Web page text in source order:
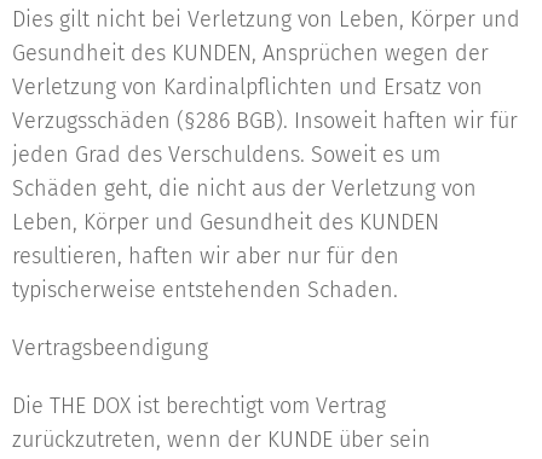
Dies gilt nicht bei Verletzung von Leben, Körper und
Gesundheit des KUNDEN, Ansprüchen wegen der
Verletzung von Kardinalpflichten und Ersatz von
Verzugsschäden (§286 BGB). Insoweit haften wir für
jeden Grad des Verschuldens. Soweit es um
Schäden geht, die nicht aus der Verletzung von
Leben, Körper und Gesundheit des KUNDEN
resultieren, haften wir aber nur für den
typischerweise entstehenden Schaden.
Vertragsbeendigung
Die THE DOX ist berechtigt vom Vertrag
zurückzutreten, wenn der KUNDE über sein